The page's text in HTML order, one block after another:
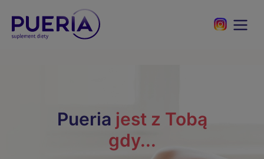
Pueria jest z Tobą
gdy...